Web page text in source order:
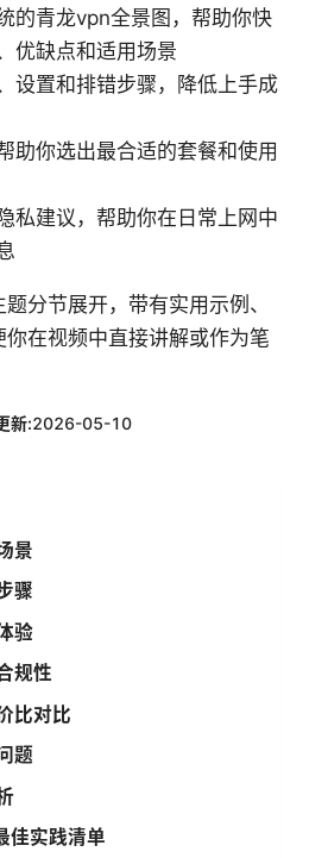
的青龙vpn全景图，帮助你快
优缺点和适用场景
设置和排错步骤，降低上手成
助你选出最合适的套餐和使用
私建议，帮助你在日常上网中
分节展开，带有实用示例、
在视频中直接讲解或作为笔
新:2026-05-10
景
骤
验
规性
比对比
题
佳实践清单